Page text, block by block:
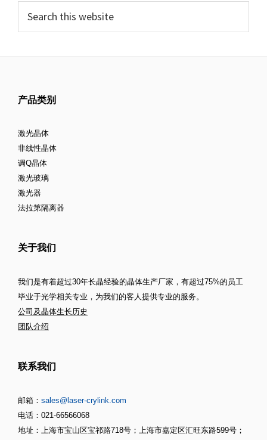
产品类别
激光晶体
非线性晶体
调Q晶体
激光玻璃
激光器
法拉第隔离器
关于我们
我们是有着超过30年长晶经验的晶体生产厂家，有超过75%的员工
毕业于光学相关专业，为我们的客人提供专业的服务。
公司及晶体生长历史
团队介绍
联系我们
邮箱： sales@laser-crylink.com
电话：021-66566068
地址：上海市宝山区宝祁路718号；上海市嘉定区汇旺东路599号；